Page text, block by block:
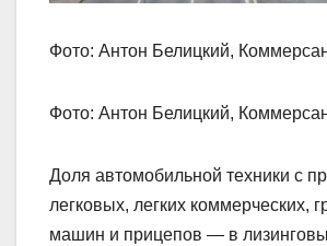
Фото: Антон Белицкий,
Фото: Антон Белицкий,
Доля автомобильной техники с
легковых, легких коммерческих,
машин и прицепов — в